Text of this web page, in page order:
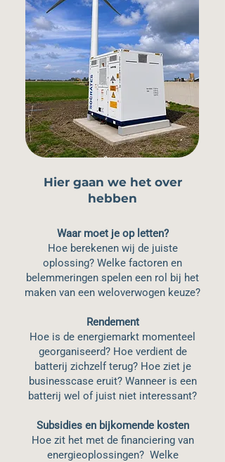
Hier gaan we het over
hebben
Waar moet je op letten?
Hoe berekenen wij de juiste
oplossing? Welke factoren en
belemmeringen spelen een rol bij het
maken van een weloverwogen keuze?
Rendement
Hoe is de energiemarkt momenteel
georganiseerd? Hoe verdient de
batterij zichzelf terug? Hoe ziet je
businesscase eruit? Wanneer is een
batterij wel of juist niet interessant?
Subsidies en bijkomende kosten
Hoe zit het met de financiering van
energieoplossingen? Welke